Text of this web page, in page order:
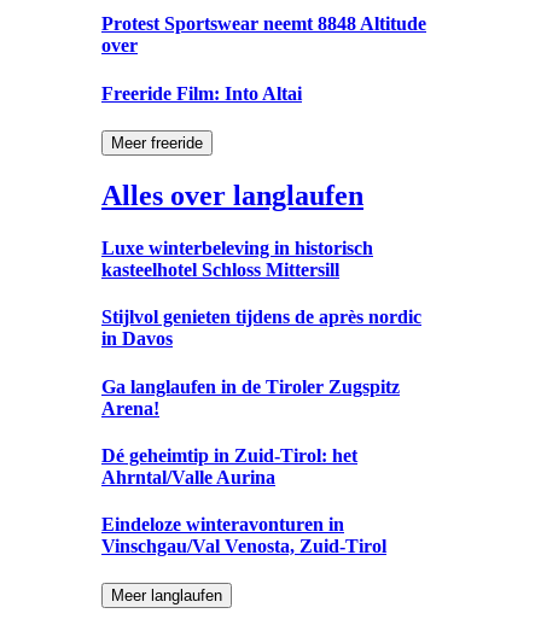
Protest Sportswear neemt 8848 Altitude
over
Freeride Film: Into Altai
Meer freeride
Alles over langlaufen
Luxe winterbeleving in historisch
kasteelhotel Schloss Mittersill
Stijlvol genieten tijdens de après nordic
in Davos
Ga langlaufen in de Tiroler Zugspitz
Arena!
Dé geheimtip in Zuid-Tirol: het
Ahrntal/Valle Aurina
Eindeloze winteravonturen in
Vinschgau/Val Venosta, Zuid-Tirol
Meer langlaufen